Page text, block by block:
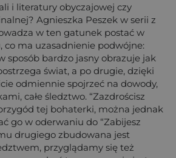
i literatury obyczajowej czy
Agnieszka Peszek w serii z
w ten gatunek postać w
ma uzasadnienie podwójne:
sposób bardzo jasny obrazuje jak
świat, a po drugie, dzięki
odmiennie spojrzeć na dowody,
całe śledztwo. “Zazdrościsz
tej bohaterki, można jednak
go w oderwaniu do “Zabijesz
drugiego zbudowana jest
przyglądamy się też